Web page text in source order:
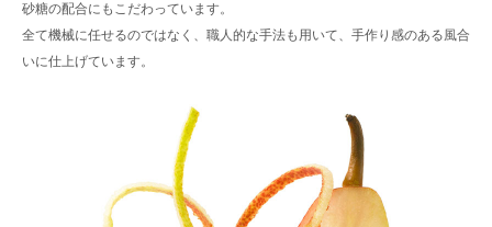
砂糖の配合にもこだわっています。
全て機械に任せるのではなく、職人的な手法も用いて、手作り感のある風合
いに仕上げています。